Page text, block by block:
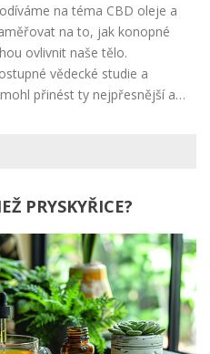
na téma CBD oleje a
na to, jak konopné
ovlivnit naše tělo.
vědecké studie a
přinést ty nejpřesnější a
PRYSKYŘICE?